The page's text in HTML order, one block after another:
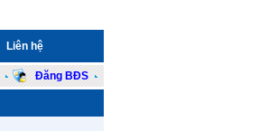
Liên hệ
Đăng BĐS